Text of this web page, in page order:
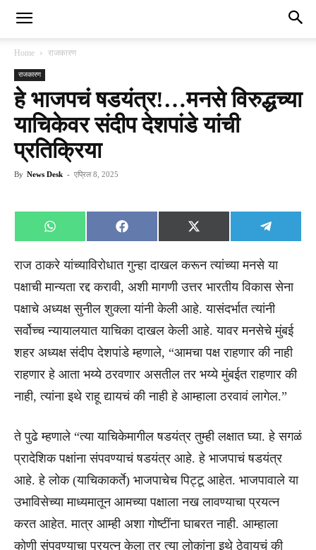
Home राजकारण
राजकारण
हे भाजपचं षडयंत्र!…मनसे विरुद्धच्या
याचिकेवर संदीप देशपांडे यांची
प्रतिक्रिया
By News Desk - एप्रिल 8, 2025
Share
on
WhatsApp
Share
on
Facebook
Share
on
X
(Twitter)
Share
on
राज ठाकरे यांच्याविरोधात गुन्हा दाखल करून त्यांच्या मनसे या
पक्षाची मान्यता रद्द करावी, अशी मागणी उत्तर भारतीय विकास सेना
पक्षाचे अध्यक्ष सुनील शुक्ला यांनी केली आहे. यासंदर्भात त्यांनी
सर्वोच्च न्यायालयात याचिका दाखल केली आहे. यावर मनसेचे मुंबई
शहर अध्यक्ष संदीप देशपांडे म्हणाले, “आमचा पक्ष राहणार की नाही
राहणार हे आता भय्ये ठरवणार असतील तर भय्ये मुंबईत राहणार की
नाही, त्यांना इथे राहू द्यायचं की नाही हे आम्हाला ठरवावं लागेल.”
ते पुढे म्हणाले “त्या याचिकेमागील षडयंत्र तुम्ही लक्षात घ्या. हे सगळं
प्रादेशिक पक्षांना संपवण्याचं षडयंत्र आहे. हे भाजपाचं षडयंत्र
आहे. हे लोक (याचिकाकर्ते) भाजपाचेच पिट्टू आहेत. भाजपावाले या
उभाविसेच्या माध्यमातून आमच्या पक्षाला नख लावण्याचा प्रयत्न
करत आहेत. मात्र आम्ही अशा गोष्टींना घाबरत नाही. आम्हाला
कोणी संपवण्याचा प्रयत्न केला तर त्या लोकांना इथे ठेवायचं की